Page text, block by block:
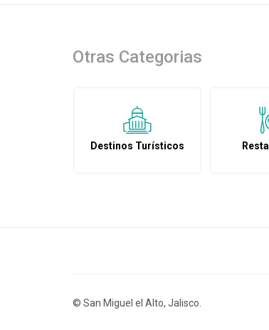
Otras Categorias
Destinos Turísticos
© San Miguel el Alto, Jalisco.